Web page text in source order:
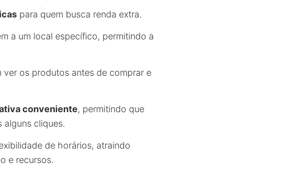
para quem busca renda extra.
a um local específico, permitindo a
ver os produtos antes de comprar e
conveniente, permitindo que
alguns cliques.
de horários, atraindo
e recursos.